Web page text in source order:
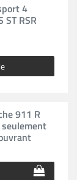
4
RSR
911 R
seulement